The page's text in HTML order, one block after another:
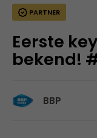
PARTNER
Eerste
bekend!
BBP